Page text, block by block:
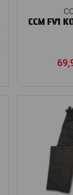
CCM FV1